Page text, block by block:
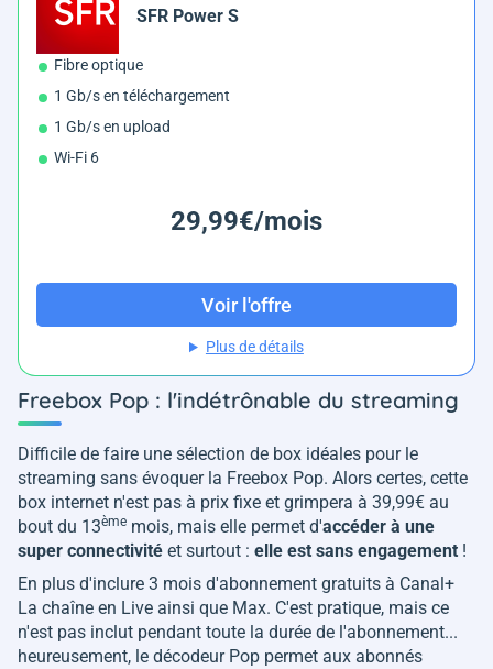
SFR Power S
Fibre optique
1 Gb/s en téléchargement
1 Gb/s en upload
Wi-Fi 6
29,99€/mois
Voir l'offre
Plus de détails
Freebox Pop : l'indétrônable du streaming
Difficile de faire une sélection de box idéales pour le
streaming sans évoquer la Freebox Pop. Alors certes, cette
box internet n'est pas à prix fixe et grimpera à 39,99€ au
bout du 13ème mois, mais elle permet d'accéder à une
super connectivité et surtout : elle est sans engagement !
En plus d'inclure 3 mois d'abonnement gratuits à Canal+
La chaîne en Live ainsi que Max. C'est pratique, mais ce
n'est pas inclut pendant toute la durée de l'abonnement...
heureusement, le décodeur Pop permet aux abonnés